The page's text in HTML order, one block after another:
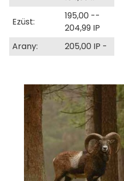
Ezüst:
195,00 -­
204,99 IP
Arany:
205,00 IP -